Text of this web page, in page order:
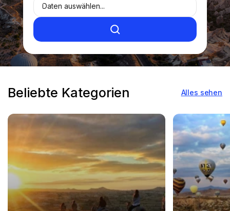
Beliebte Kategorien Alles sehen